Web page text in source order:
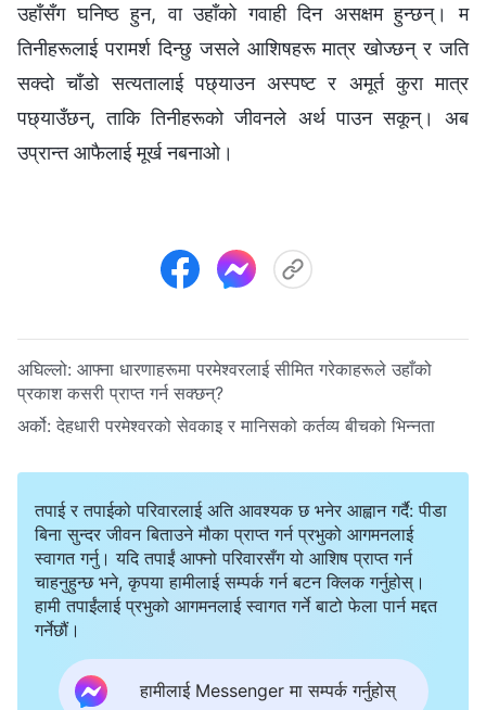
उहाँसँग घनिष्ठ हुन, वा उहाँको गवाही दिन असक्षम हुन्छन्। म
तिनीहरूलाई परामर्श दिन्छु जसले आशिषहरू मात्र खोज्छन्‌ र जति
सक्दो चाँडो सत्यतालाई पछ्याउन अस्पष्ट र अमूर्त कुरा मात्र
पछ्याउँछन्‌, ताकि तिनीहरूको जीवनले अर्थ पाउन सकून्। अब
उप्रान्त आफैलाई मूर्ख नबनाओ।
अघिल्लो: आफ्ना धारणाहरूमा परमेश्‍वरलाई सीमित गरेकाहरूले उहाँको
प्रकाश कसरी प्राप्‍त गर्न सक्छन्?
अर्को: देहधारी परमेश्‍वरको सेवकाइ र मानिसको कर्तव्य बीचको भिन्नता
तपाई र तपाईको परिवारलाई अति आवश्यक छ भनेर आह्वान गर्दै: पीडा
बिना सुन्दर जीवन बिताउने मौका प्राप्त गर्न प्रभुको आगमनलाई
स्वागत गर्नु। यदि तपाईं आफ्नो परिवारसँग यो आशिष प्राप्त गर्न
चाहनुहुन्छ भने, कृपया हामीलाई सम्पर्क गर्न बटन क्लिक गर्नुहोस्।
हामी तपाईंलाई प्रभुको आगमनलाई स्वागत गर्ने बाटो फेला पार्न मद्दत
गर्नेछौं।
हामीलाई Messenger मा सम्पर्क गर्नुहोस्